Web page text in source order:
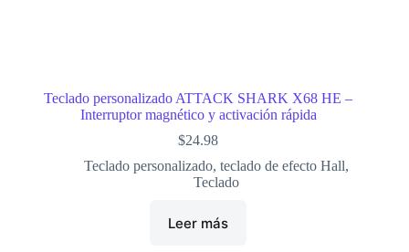
Teclado personalizado ATTACK SHARK X68 HE –
Interruptor magnético y activación rápida
$24.98
Teclado personalizado,teclado de efecto Hall,
Teclado
Leer más